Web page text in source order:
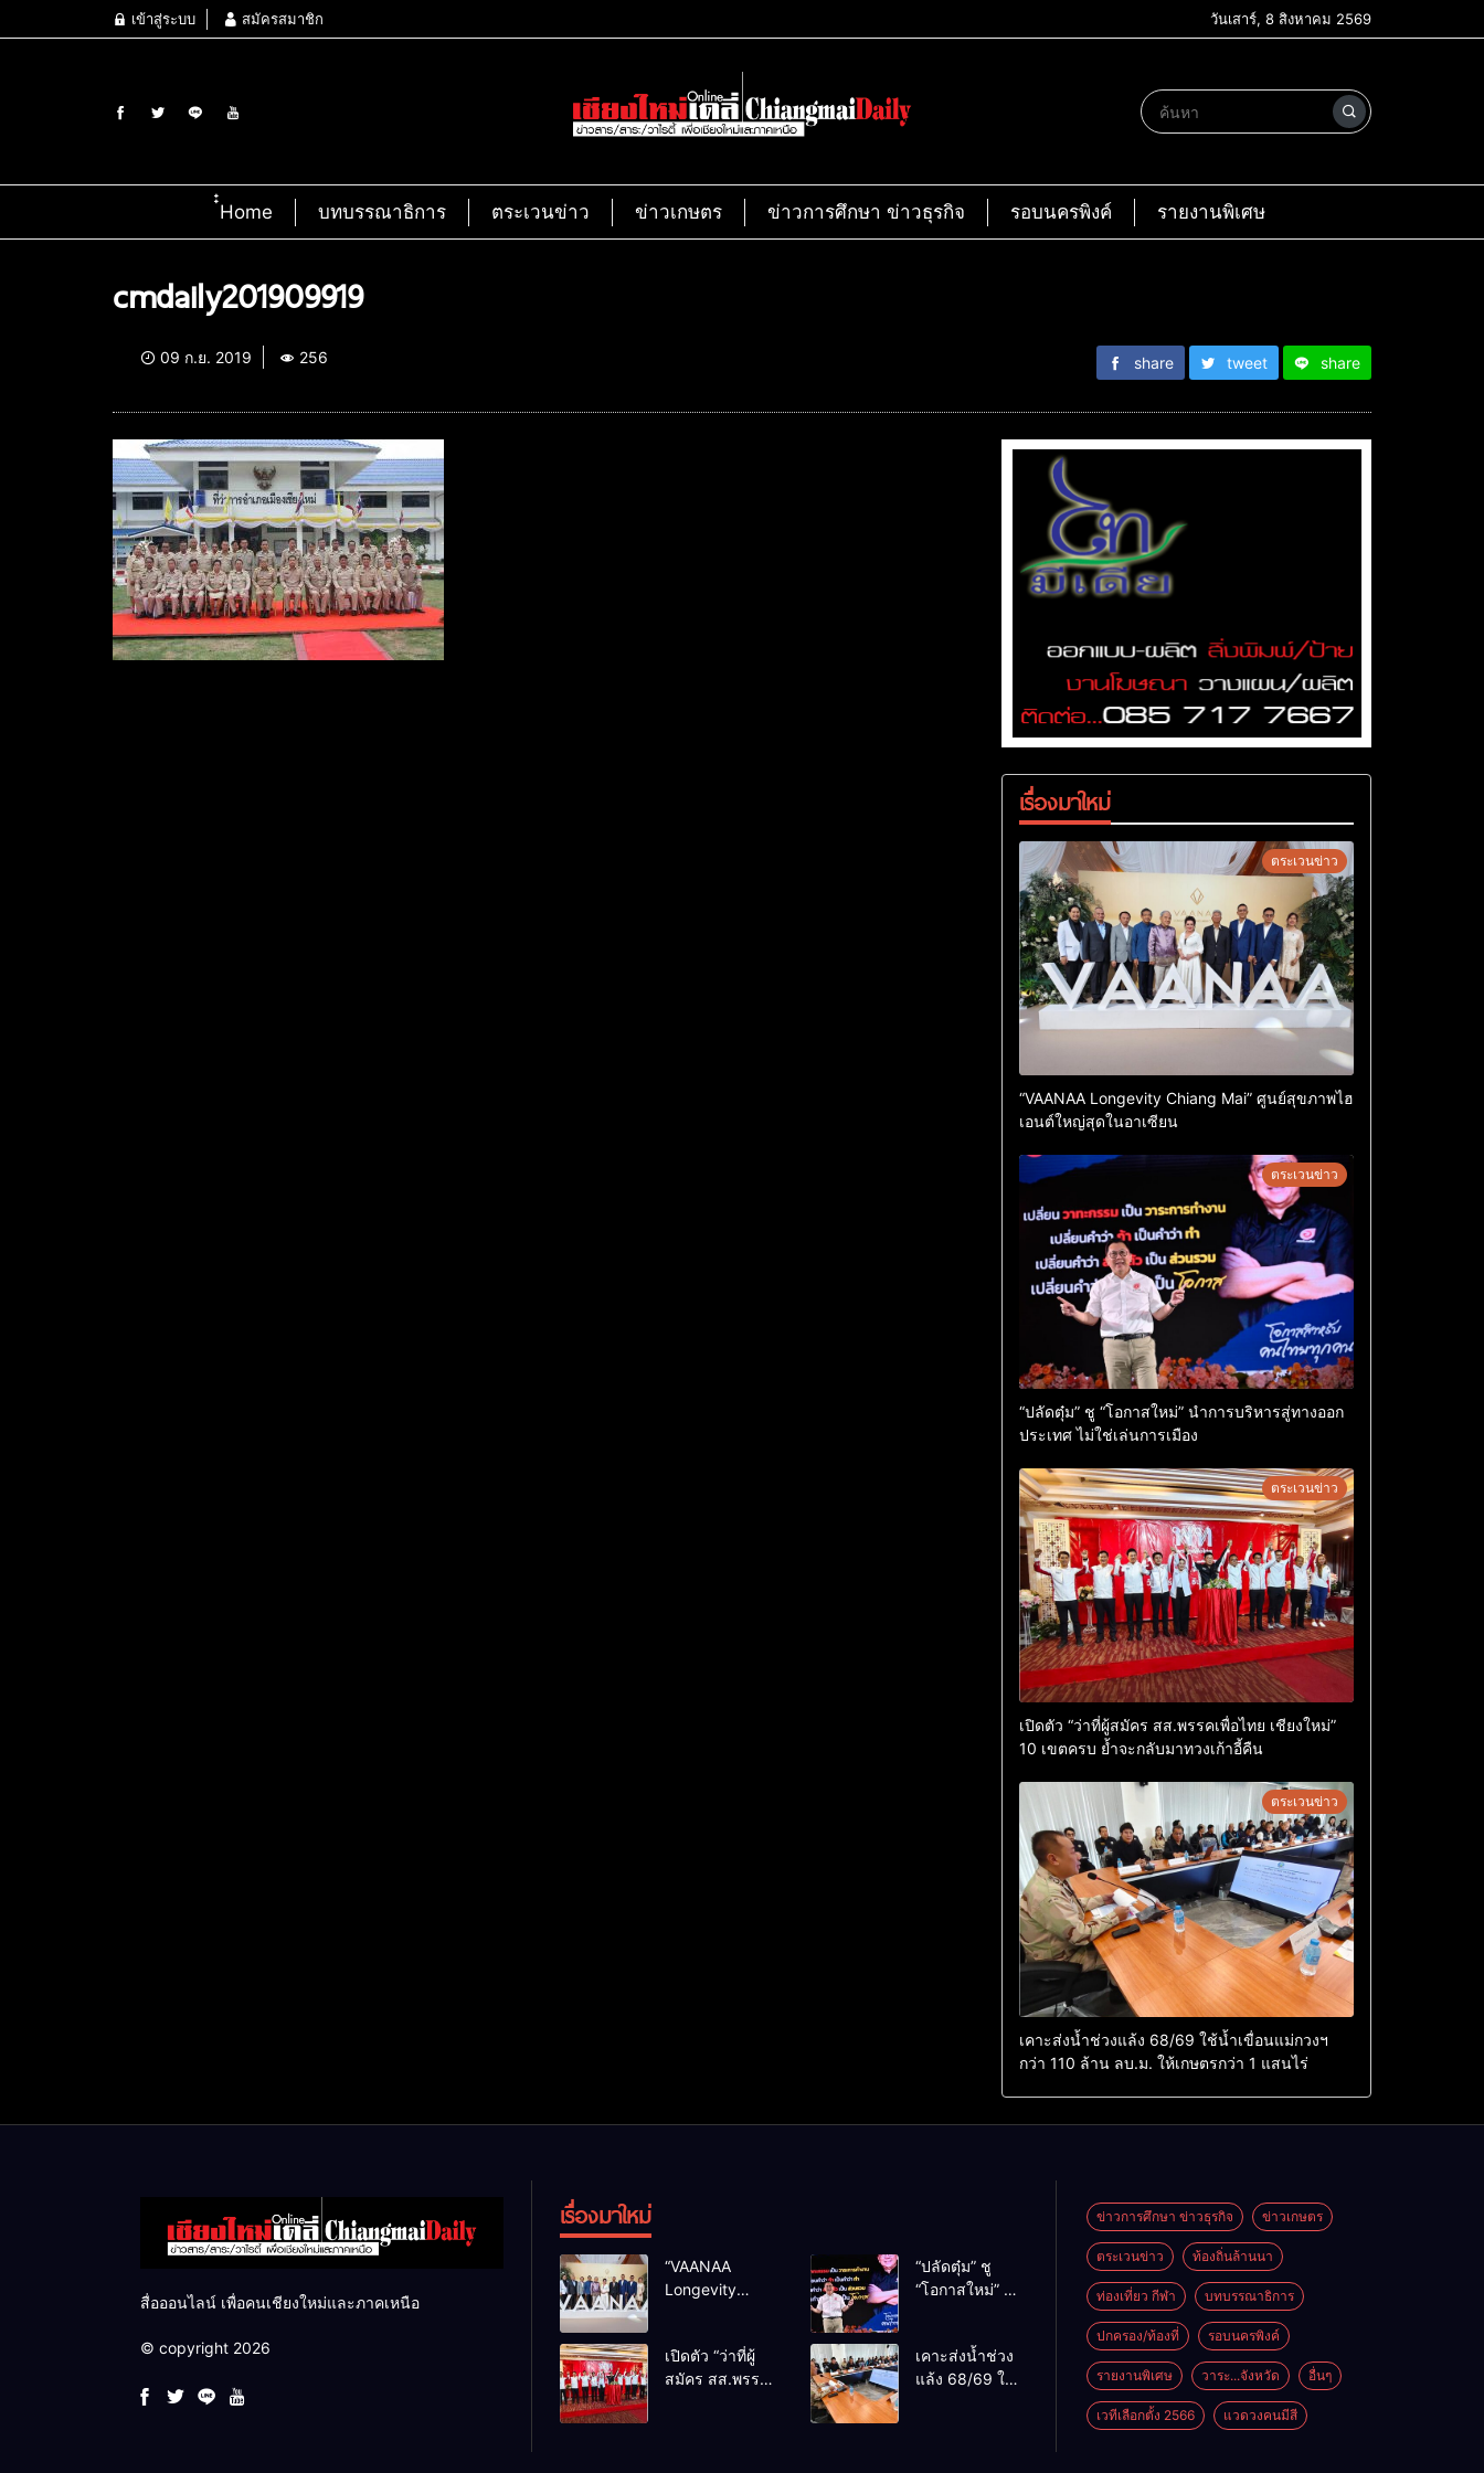
เข้าสู่ระบบ สมัครสมาชิก วันเสาร์, 8 สิงหาคม 2569
๋๋Home บทบรรณาธิการ ตระเวนข่าว ข่าวเกษตร ข่าวการศึกษา ข่าวธุรกิจ รอบนครพิงค์ รายงานพิเศษ
cmdaily201909919
09 ก.ย. 2019 256 share tweet share
เรื่องมาใหม่
ตระเวนข่าว
“VAANAA Longevity Chiang Mai” ศูนย์สุขภาพไฮ
เอนต์ใหญ่สุดในอาเซียน
ตระเวนข่าว
“ปลัดตุ๋ม” ชู “โอกาสใหม่” นำการบริหารสู่ทางออก
ประเทศ ไม่ใช่เล่นการเมือง
ตระเวนข่าว
เปิดตัว “ว่าที่ผู้สมัคร สส.พรรคเพื่อไทย เชียงใหม่”
10 เขตครบ ย้ำจะกลับมาทวงเก้าอี้คืน
ตระเวนข่าว
เคาะส่งน้ำช่วงแล้ง 68/69 ใช้น้ำเขื่อนแม่กวงฯ
กว่า 110 ล้าน ลบ.ม. ให้เกษตรกว่า 1 แสนไร่
สื่อออนไลน์ เพื่อคนเชียงใหม่และภาคเหนือ
© copyright 2026
เรื่องมาใหม่
“VAANAA
Longevity
เอนต์ใหญ่สุดใน
อาเซียน
“ปลัดตุ๋ม” ชู
“โอกาสใหม่” นำ
ไม่ใช่เล่น
การเมือง
เปิดตัว “ว่าที่ผู้
สมัคร สส.พรรค
เคาะส่งน้ำช่วง
แล้ง 68/69 ใช้
ข่าวการศึกษา ข่าวธุรกิจ ข่าวเกษตร
ตระเวนข่าว ท้องถิ่นล้านนา
ท่องเที่ยว กีฬา บทบรรณาธิการ
ปกครอง/ท้องที่ รอบนครพิงค์
รายงานพิเศษ วาระ...จังหวัด อื่นๆ
เวทีเลือกตั้ง 2566 แวดวงคนมีสี